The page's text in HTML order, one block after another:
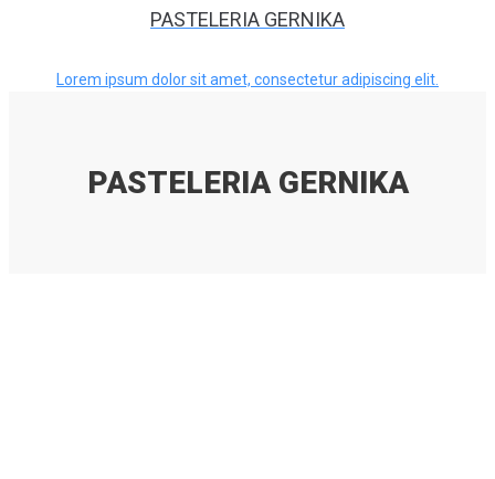
PASTELERIA GERNIKA
Lorem ipsum dolor sit amet, consectetur adipiscing elit.
PASTELERIA GERNIKA